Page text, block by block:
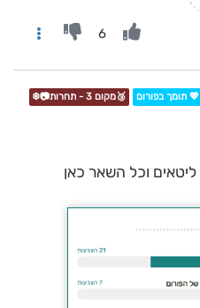
6
💖 תומך בפורום 🥉מקום 3 - תחרות📷❄️
מה התמונה הזו אומרת שרק 7 ליטאים וכל השאר כאן